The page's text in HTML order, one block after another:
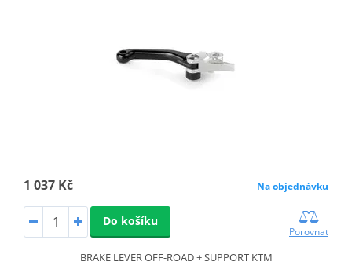
1 037 Kč Na objednávku
Do košíku
Porovnat
BRAKE LEVER OFF-ROAD + SUPPORT KTM